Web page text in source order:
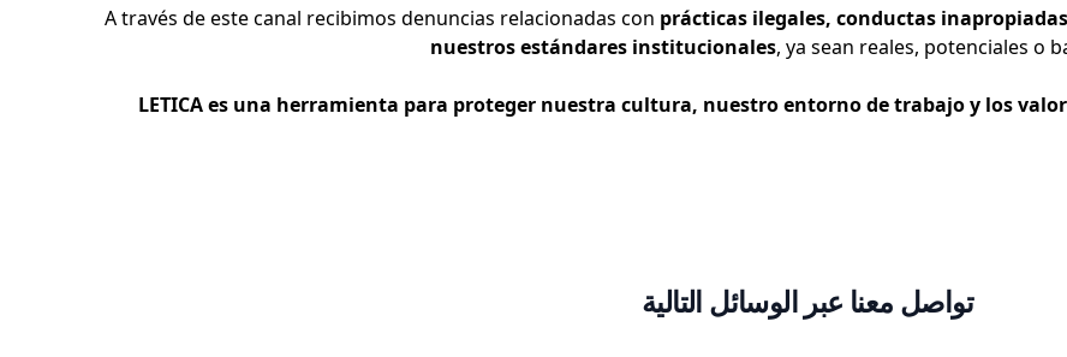
A través de este canal recibimos denuncias relacionadas con prácticas ilegales, conductas
nuestros estándares institucionales, ya sean reales, potenciales o
LETICA es una herramienta para proteger nuestra cultura, nuestro entorno de trabajo y los
تواصل معنا عبر الوسائل التالية